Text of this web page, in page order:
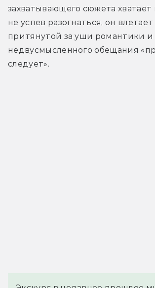
захватывающего сюжета хватает
не успев разогнаться, он
притянутой за уши романтики и
недвусмысленного обещания
следует».